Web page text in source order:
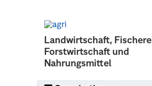
Landwirtschaft,
Forstwirtschaft und
Nahrungsmittel